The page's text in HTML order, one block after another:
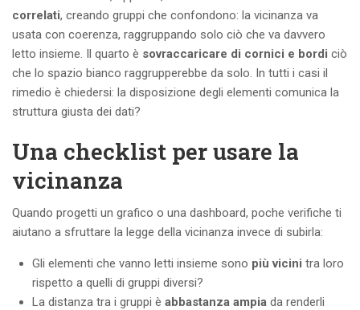
correlati, creando gruppi che confondono: la vicinanza va
usata con coerenza, raggruppando solo ciò che va davvero
letto insieme. Il quarto è sovraccaricare di cornici e bordi ciò
che lo spazio bianco raggrupperebbe da solo. In tutti i casi il
rimedio è chiedersi: la disposizione degli elementi comunica la
struttura giusta dei dati?
Una checklist per usare la
vicinanza
Quando progetti un grafico o una dashboard, poche verifiche ti
aiutano a sfruttare la legge della vicinanza invece di subirla:
Gli elementi che vanno letti insieme sono più vicini tra loro
rispetto a quelli di gruppi diversi?
La distanza tra i gruppi è abbastanza ampia da renderli